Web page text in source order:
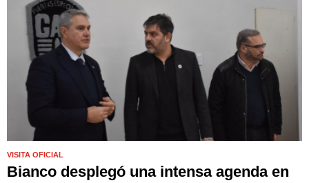
VISITA OFICIAL
Bianco desplegó una intensa agenda en